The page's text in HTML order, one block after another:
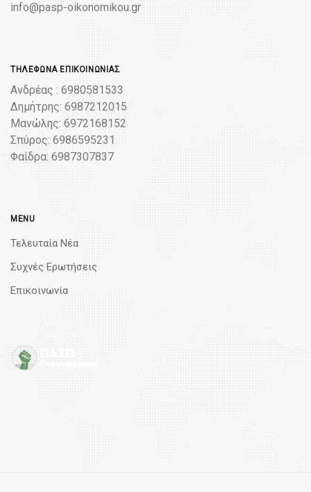
info@pasp-oikonomikou.gr
ΤΗΛΈΦΩΝΑ ΕΠΙΚΟΙΝΩΝΊΑΣ
Ανδρέας : 6980581533
Δημήτρης: 6987212015
Μανώλης: 6972168152
Σπύρος: 6986595231
Φαίδρα: 6987307837
MENU
Τελευταία Νέα
Συχνές Ερωτήσεις
Επικοινωνία